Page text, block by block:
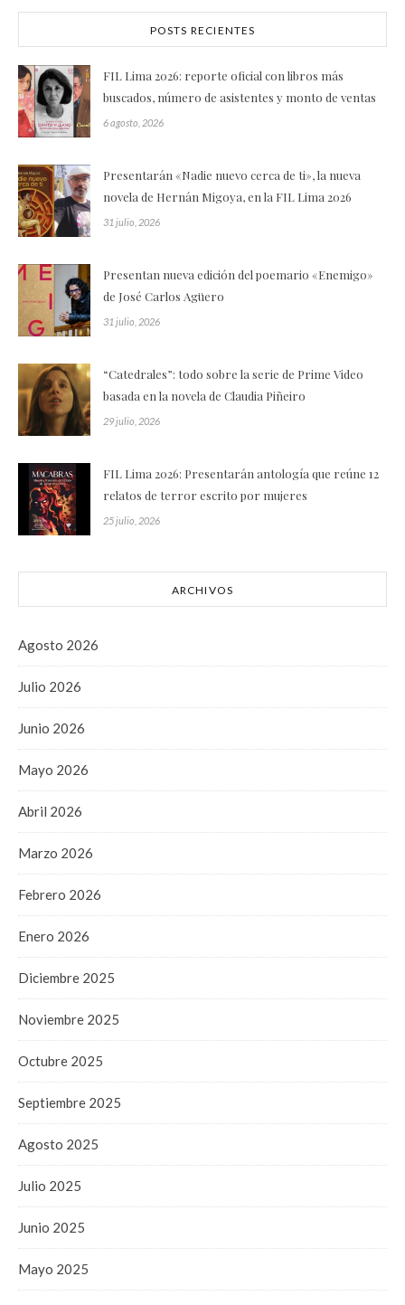
POSTS RECIENTES
FIL Lima 2026: reporte oficial con libros más
buscados, número de asistentes y monto de ventas
6 agosto, 2026
Presentarán «Nadie nuevo cerca de ti», la nueva
novela de Hernán Migoya, en la FIL Lima 2026
31 julio, 2026
Presentan nueva edición del poemario «Enemigo»
de José Carlos Agüero
31 julio, 2026
“Catedrales”: todo sobre la serie de Prime Video
basada en la novela de Claudia Piñeiro
29 julio, 2026
FIL Lima 2026: Presentarán antología que reúne 12
relatos de terror escrito por mujeres
25 julio, 2026
ARCHIVOS
Agosto 2026
Julio 2026
Junio 2026
Mayo 2026
Abril 2026
Marzo 2026
Febrero 2026
Enero 2026
Diciembre 2025
Noviembre 2025
Octubre 2025
Septiembre 2025
Agosto 2025
Julio 2025
Junio 2025
Mayo 2025